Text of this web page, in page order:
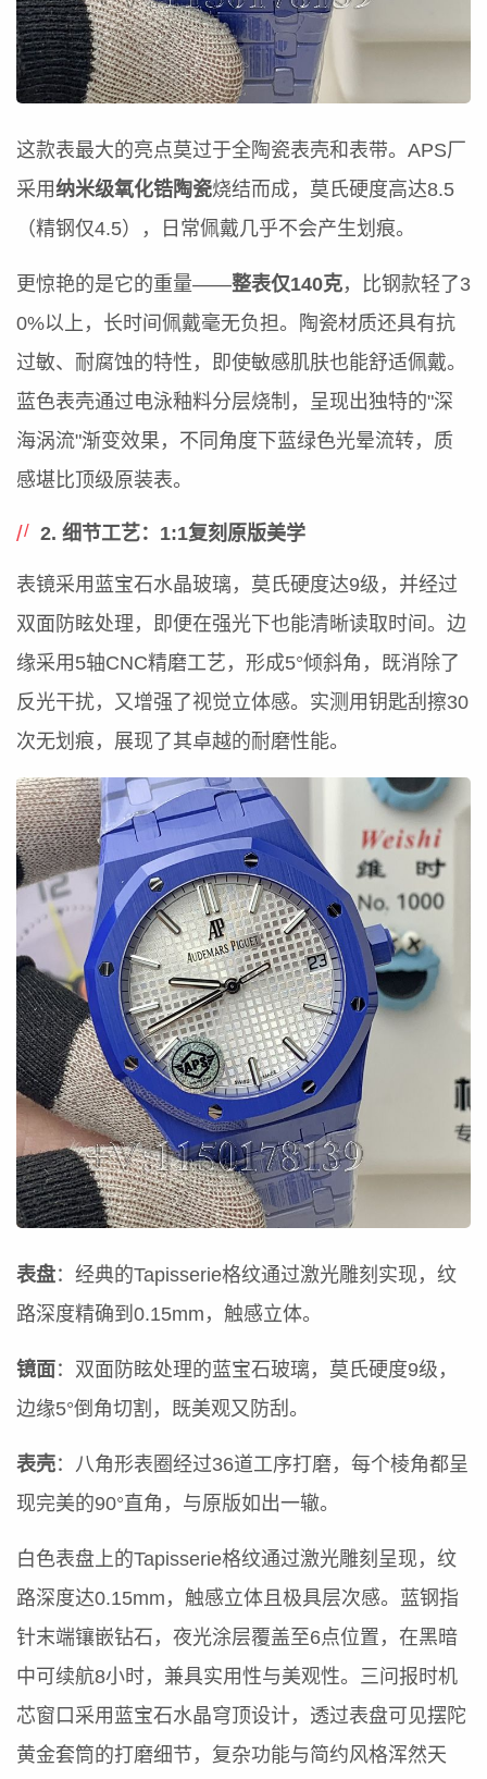
这款表最大的亮点莫过于全陶瓷表壳和表带。APS厂
采用纳米级氧化锆陶瓷烧结而成，莫氏硬度高达8.5
（精钢仅4.5），日常佩戴几乎不会产生划痕。
更惊艳的是它的重量——整表仅140克，比钢款轻了3
0%以上，长时间佩戴毫无负担。陶瓷材质还具有抗
过敏、耐腐蚀的特性，即使敏感肌肤也能舒适佩戴。
蓝色表壳通过电泳釉料分层烧制，呈现出独特的"深
海涡流"渐变效果，不同角度下蓝绿色光晕流转，质
感堪比顶级原装表。
2. 细节工艺：1:1复刻原版美学
表镜采用蓝宝石水晶玻璃，莫氏硬度达9级，并经过
双面防眩处理，即便在强光下也能清晰读取时间。边
缘采用5轴CNC精磨工艺，形成5°倾斜角，既消除了
反光干扰，又增强了视觉立体感。实测用钥匙刮擦30
次无划痕，展现了其卓越的耐磨性能。
表盘：经典的Tapisserie格纹通过激光雕刻实现，纹
路深度精确到0.15mm，触感立体。
镜面：双面防眩处理的蓝宝石玻璃，莫氏硬度9级，
边缘5°倒角切割，既美观又防刮。
表壳：八角形表圈经过36道工序打磨，每个棱角都呈
现完美的90°直角，与原版如出一辙。
白色表盘上的Tapisserie格纹通过激光雕刻呈现，纹
路深度达0.15mm，触感立体且极具层次感。蓝钢指
针末端镶嵌钻石，夜光涂层覆盖至6点位置，在黑暗
中可续航8小时，兼具实用性与美观性。三问报时机
芯窗口采用蓝宝石水晶穹顶设计，透过表盘可见摆陀
黄金套筒的打磨细节，复杂功能与简约风格浑然天